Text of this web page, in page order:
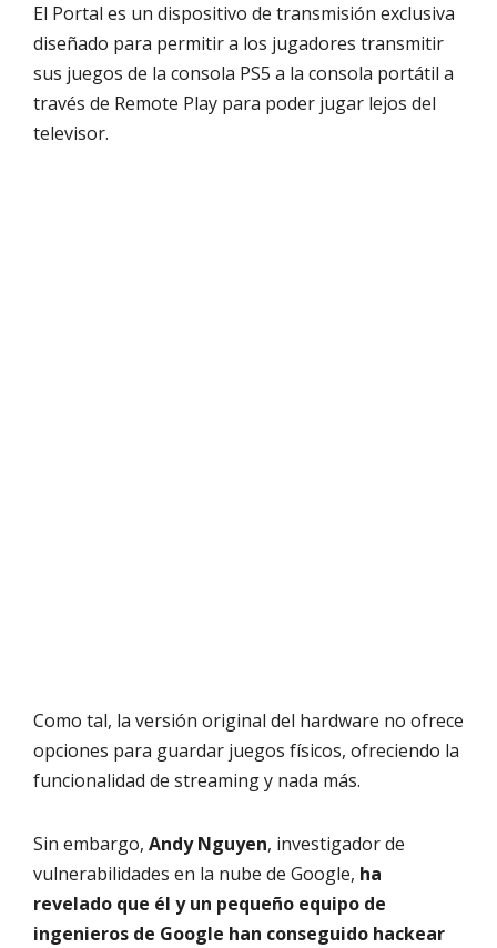
El Portal es un dispositivo de transmisión exclusiva
diseñado para permitir a los jugadores transmitir
sus juegos de la consola PS5 a la consola portátil a
través de Remote Play para poder jugar lejos del
televisor.
Como tal, la versión original del hardware no ofrece
opciones para guardar juegos físicos, ofreciendo la
funcionalidad de streaming y nada más.
Sin embargo, Andy Nguyen, investigador de
vulnerabilidades en la nube de Google, ha
revelado que él y un pequeño equipo de
ingenieros de Google han conseguido hackear